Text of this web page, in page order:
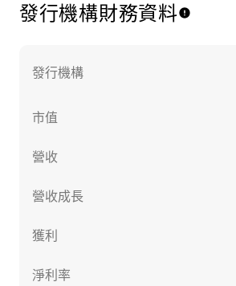
發行機構財務資料
發行機構
市值
營收
營收成長
獲利
淨利率